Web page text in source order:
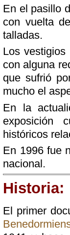
En el pasillo
con vuelta
talladas.
Los
con alguna
que sufrió
mucho el
En la
exposición
históricos
En 1996 fue
nacional.
Historia:
El primer